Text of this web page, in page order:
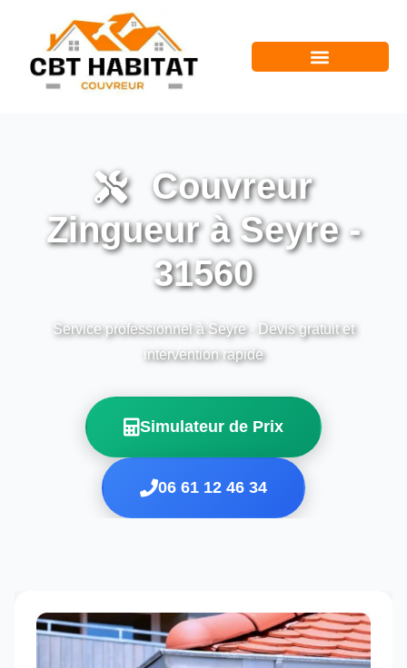
Couvreur
Zingueur à Seyre -
31560
Service professionnel à Seyre - Devis gratuit et
intervention rapide
Simulateur de Prix
06 61 12 46 34